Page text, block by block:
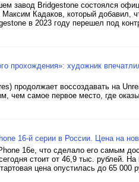
завод Bridgestone состоялся
Кадаков, который добавил,
в 2023 году перешел под
прохождения»: художник
продолжает воссоздавать на
чем самое первое место, где
16-й серии в России. Цена на
16e, что сделало его самым
стоит от 46,9 тыс. рублей.
цена опустилась до 65 000